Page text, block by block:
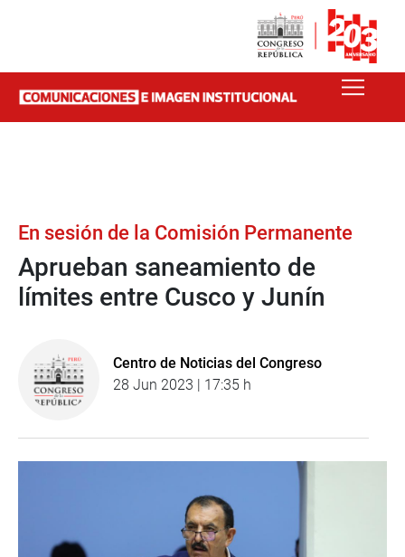
En sesión de la Comisión Permanente
Aprueban saneamiento de
límites entre Cusco y Junín
Centro de Noticias del Congreso
28 Jun 2023 | 17:35 h